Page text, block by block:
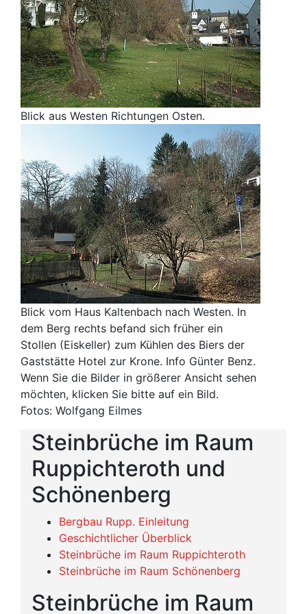
Blick aus Westen Richtungen Osten.
Blick vom Haus Kaltenbach nach Westen. In
dem Berg rechts befand sich früher ein
Stollen (Eiskeller) zum Kühlen des Biers der
Gaststätte Hotel zur Krone. Info Günter Benz.
Wenn Sie die Bilder in größerer Ansicht sehen
möchten, klicken Sie bitte auf ein Bild.
Fotos: Wolfgang Eilmes
Steinbrüche im Raum
Ruppichteroth und
Schönenberg
Bergbau Rupp. Einleitung
Geschichtlicher Überblick
Steinbrüche im Raum Ruppichteroth
Steinbrüche im Raum Schönenberg
Steinbrüche im Raum